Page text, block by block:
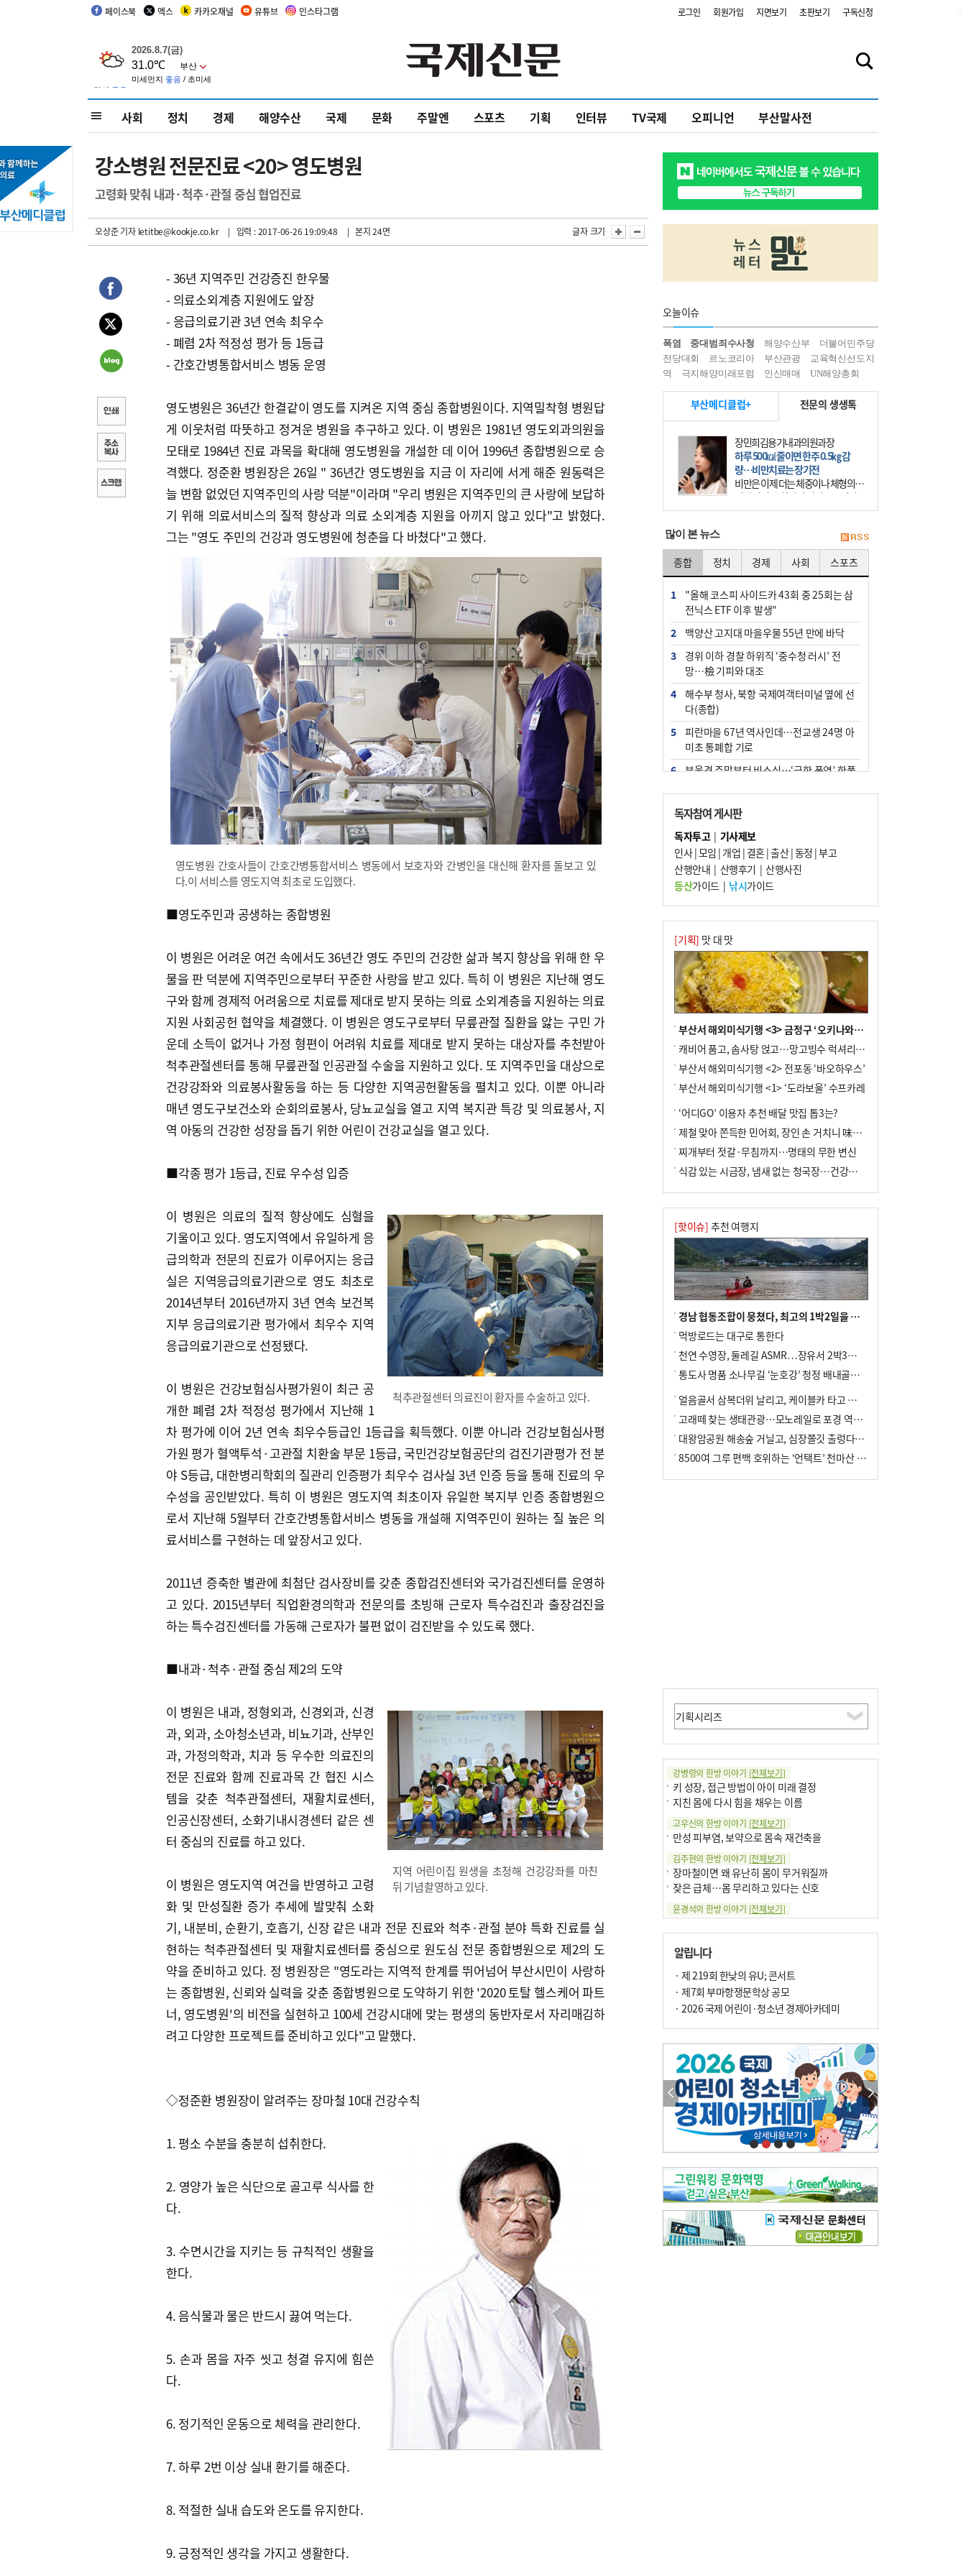
페이스북 엑스 카카오채널 유튜브 인스타그램 로그인 회원가입 지면보기 초판보기 구독신청
사회 정치 경제 해양수산 국제 문화 주말엔 스포츠 기획 인터뷰 TV국제 오피니언 부산말사전
강소병원 전문진료 <20> 영도병원
고령화 맞춰 내과·척추·관절 중심 협업진료
오상준 기자letitbe@kookje.co.kr | 입력 : 2017-06-26 19:09:48 | 본지 24면 글자 크기
- 36년 지역주민 건강증진 한우물
- 의료소외계층 지원에도 앞장
- 응급의료기관 3년 연속 최우수
- 폐렴 2차 적정성 평가 등 1등급
- 간호간병통합서비스 병동 운영
영도병원은 36년간 한결같이 영도를 지켜온 지역 중심 종합병원이다. 지역밀착형 병원답
게 이웃처럼 따뜻하고 정겨운 병원을 추구하고 있다. 이 병원은 1981년 영도외과의원을
모태로 1984년 진료 과목을 확대해 영도병원을 개설한 데 이어 1996년 종합병원으로 승
격했다. 정준환 병원장은 26일 " 36년간 영도병원을 지금 이 자리에 서게 해준 원동력은
늘 변함 없었던 지역주민의 사랑 덕분"이라며 "우리 병원은 지역주민의 큰 사랑에 보답하
기 위해 의료서비스의 질적 향상과 의료 소외계층 지원을 아끼지 않고 있다"고 밝혔다.
그는 "영도 주민의 건강과 영도병원에 청춘을 다 바쳤다"고 했다.
영도병원 간호사들이 간호간병통합서비스 병동에서 보호자와 간병인을 대신해 환자를 돌보고 있
다.이 서비스를 영도지역 최초로 도입했다.
■영도주민과 공생하는 종합병원
이 병원은 어려운 여건 속에서도 36년간 영도 주민의 건강한 삶과 복지 향상을 위해 한 우
물을 판 덕분에 지역주민으로부터 꾸준한 사랑을 받고 있다. 특히 이 병원은 지난해 영도
구와 함께 경제적 어려움으로 치료를 제대로 받지 못하는 의료 소외계층을 지원하는 의료
지원 사회공헌 협약을 체결했다. 이 병원은 영도구로부터 무릎관절 질환을 앓는 구민 가
운데 소득이 없거나 가정 형편이 어려워 치료를 제대로 받지 못하는 대상자를 추천받아
척추관절센터를 통해 무릎관절 인공관절 수술을 지원하고 있다. 또 지역주민을 대상으로
건강강좌와 의료봉사활동을 하는 등 다양한 지역공헌활동을 펼치고 있다. 이뿐 아니라
매년 영도구보건소와 순회의료봉사, 당뇨교실을 열고 지역 복지관 특강 및 의료봉사, 지
역 아동의 건강한 성장을 돕기 위한 어린이 건강교실을 열고 있다.
■각종 평가 1등급, 진료 우수성 입증
척추관절센터 의료진이 환자를 수술하고 있다.
이 병원은 의료의 질적 향상에도 심혈을
기울이고 있다. 영도지역에서 유일하게 응
급의학과 전문의 진료가 이루어지는 응급
실은 지역응급의료기관으로 영도 최초로
2014년부터 2016년까지 3년 연속 보건복
지부 응급의료기관 평가에서 최우수 지역
응급의료기관으로 선정됐다.
이 병원은 건강보험심사평가원이 최근 공
개한 폐렴 2차 적정성 평가에서 지난해 1
차 평가에 이어 2년 연속 최우수등급인 1등급을 획득했다. 이뿐 아니라 건강보험심사평
가원 평가 혈액투석·고관절 치환술 부문 1등급, 국민건강보험공단의 검진기관평가 전 분
야 S등급, 대한병리학회의 질관리 인증평가 최우수 검사실 3년 인증 등을 통해 진료의 우
수성을 공인받았다. 특히 이 병원은 영도지역 최초이자 유일한 복지부 인증 종합병원으
로서 지난해 5월부터 간호간병통합서비스 병동을 개설해 지역주민이 원하는 질 높은 의
료서비스를 구현하는 데 앞장서고 있다.
2011년 증축한 별관에 최첨단 검사장비를 갖춘 종합검진센터와 국가검진센터를 운영하
고 있다. 2015년부터 직업환경의학과 전문의를 초빙해 근로자 특수검진과 출장검진을
하는 특수검진센터를 가동해 근로자가 불편 없이 검진받을 수 있도록 했다.
■내과·척추·관절 중심 제2의 도약
지역 어린이집 원생을 초청해 건강강좌를 마친
뒤 기념촬영하고 있다.
이 병원은 내과, 정형외과, 신경외과, 신경
과, 외과, 소아청소년과, 비뇨기과, 산부인
과, 가정의학과, 치과 등 우수한 의료진의
전문 진료와 함께 진료과목 간 협진 시스
템을 갖춘 척추관절센터, 재활치료센터,
인공신장센터, 소화기내시경센터 같은 센
터 중심의 진료를 하고 있다.
이 병원은 영도지역 여건을 반영하고 고령
화 및 만성질환 증가 추세에 발맞춰 소화
기, 내분비, 순환기, 호흡기, 신장 같은 내과 전문 진료와 척추·관절 분야 특화 진료를 실
현하는 척추관절센터 및 재활치료센터를 중심으로 원도심 전문 종합병원으로 제2의 도
약을 준비하고 있다. 정 병원장은 "영도라는 지역적 한계를 뛰어넘어 부산시민이 사랑하
는 종합병원, 신뢰와 실력을 갖춘 종합병원으로 도약하기 위한 '2020 토탈 헬스케어 파트
너, 영도병원'의 비전을 실현하고 100세 건강시대에 맞는 평생의 동반자로서 자리매김하
려고 다양한 프로젝트를 준비하고 있다"고 말했다.
◇정준환 병원장이 알려주는 장마철 10대 건강수칙
1. 평소 수분을 충분히 섭취한다.
2. 영양가 높은 식단으로 골고루 식사를 한
다.
3. 수면시간을 지키는 등 규칙적인 생활을
한다.
4. 음식물과 물은 반드시 끓여 먹는다.
5. 손과 몸을 자주 씻고 청결 유지에 힘쓴
다.
6. 정기적인 운동으로 체력을 관리한다.
7. 하루 2번 이상 실내 환기를 해준다.
8. 적절한 실내 습도와 온도를 유지한다.
9. 긍정적인 생각을 가지고 생활한다.
오늘이슈
폭염 중대범죄수사청 해양수산부
더불어민주당
전당대회
르노코리아 부산관광
교육혁신선도지
역
극지해양미래포럼 인신매매 UN해양총회
부산메디클럽+ 전문의 생생톡
장민희김용기내과의원과장
하루 500㎉ 줄이면 한주 0.5㎏ 감
량…비만치료는 장기전
비만은 이제 더는 체중이나 체형의 문
제가 아니다. 하나의 질병으로 인지
하고 치료와 관리를 해야 한다. 세계
많이 본 뉴스
종합 정치 경제 사회 스포츠
1
"올해 코스피 사이드카 43회 중 25회는 삼
전닉스 ETF 이후 발생"
2
백양산 고지대 마을우물 55년 만에 바닥
3
경위 이하 경찰 하위직 ‘중수청 러시’ 전
망…檢 기피와 대조
4
해수부 청사, 북항 국제여객터미널 옆에 선
다(종합)
5
피란마을 67년 역사인데…전교생 24명 아
미초 통폐합 기로
6
부울경 주말부터 비소식…‘극한 폭염’ 한풀
7
“낙동강권 삼락·을숙도·다대포 연결해 서
부산 관광 키우자”
8
오늘의 날씨- 2026년 8월 7일
9
외국인 선원 ‘인신매매 경유지’ 된 부산…
우려가 현실로
10 [사설] 해수부 신청사 북항으로 확정, 해양
수도 도약의 전환점
독자참여 게시판
독자투고| 기사제보
인사|모임 | 개업 | 결혼|출산|동정 |부고
산행안내 | 산행후기 | 산행사진
등산가이드| 낚시가이드
[기획] 맛 대 맛
부산서 해외미식기행 <3> 금정구 ‘오키나와키친’
캐비어 품고, 솜사탕 얹고…망고빙수 럭셔리한 진화
부산서 해외미식기행 <2> 전포동 ‘바오하우스’
부산서 해외미식기행 <1> ‘도라보울’ 수프카레
‘어디GO’ 이용자 추천 배달 맛집 톱3는?
제철 맞아 쫀득한 민어회, 장인 손 거치니 味친 한상
찌개부터 젓갈·무침까지…명태의 무한 변신
식감 있는 시금장, 냄새 없는 청국장…건강한 발효 밥상
[핫이슈] 추천 여행지
경남 협동조합이 뭉쳤다, 최고의 1박2일을 위해
먹방로드는 대구로 통한다
천연 수영장, 둘레길 ASMR…장유서 2박3일 소확행
통도사 명품 소나무길 ‘눈호강’ 청정 배내골서 더위 싹
얼음골서 삼복더위 날리고, 케이블카 타고 신선놀음
고래떼 찾는 생태관광…모노레일로 포경 역사여행
대왕암공원 해송숲 거닐고, 심장쫄깃 출렁다리 건너봐
8500여 그루 편백 호위하는 ‘언택트’ 천마산 산림욕장
강병령의 한방 이야기 [전체보기]
키 성장, 접근 방법이 아이 미래 결정
지친 몸에 다시 힘을 채우는 이름
고우신의 한방 이야기 [전체보기]
만성 피부염, 보약으로 몸속 재건축을
김주현의 한방 이야기 [전체보기]
장마철이면 왜 유난히 몸이 무거워질까
잦은 급체…몸 무리하고 있다는 신호
윤경석의 한방 이야기 [전체보기]
땀 멈추려 하지 말고 원인부터 찾아야
손 떨림, 늙음 증거일까 질병 신호일까
윤화정의 한방 이야기
냉기 직접 닿으면 ‘구안와사’ 위험
의료 다이제스트[전체보기]
환자경험평가 지역 1위·전국 2위 外
이유림의 한방 이야기[전체보기]
한방치료, 통증 관리의 새 해법
정영자 시민기자의 웰니스 [전체보기]
습한 여름…몸 깨우는 ‘순환 처방전’
자연·쉼에서 찾는 ‘웰니스 처방전’
조성우의 한방 이야기[전체보기]
봄의 설렘보다 먼저 내 몸의 달램
진료실에서[전체보기]
B형 간염은 ‘간암 시한폭탄’…비활동기 환자도 꼭 6개월 주기 검사
최수지의 한방 이야기 [전체보기]
‘생리 안 해서 편하다’는 위험한 착각
알립니다
· 제 219회 한낮의 유U; 콘서트
· 제7회 부마항쟁문학상 공모
· 2026 국제 어린이·청소년 경제아카데미